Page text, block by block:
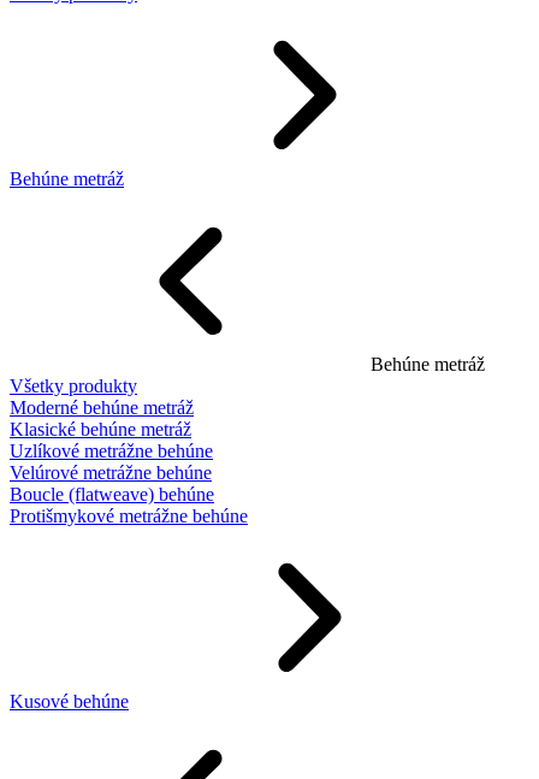
Behúne metráž
Behúne metráž
Všetky produkty
Moderné behúne metráž
Klasické behúne metráž
Uzlíkové metrážne behúne
Velúrové metrážne behúne
Boucle (flatweave) behúne
Protišmykové metrážne behúne
Kusové behúne